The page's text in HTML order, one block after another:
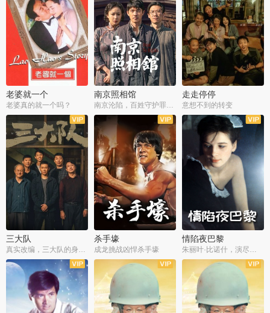
老婆就一个
老婆真的就一个吗？
南京照相馆
南京沦陷，百姓守护罪证底片
走走停停
意想不到的转变
三大队 杀手壕
成龙挑战凶悍杀手壕
情陷夜巴黎